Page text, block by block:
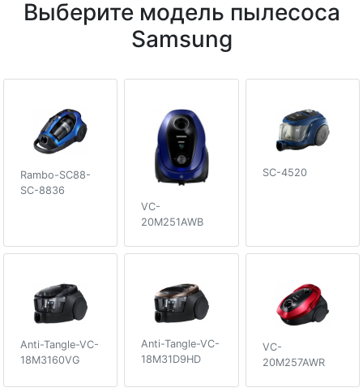
Выберите модель пылесоса
Samsung
Rambo-SC88-
SC-8836
VC-
20M251AWB
SC-4520
Anti-Tangle-VC-
18M3160VG
Anti-Tangle-VC-
18M31D9HD
VC-
20M257AWR